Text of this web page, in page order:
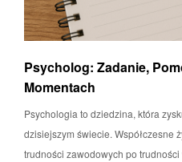
Psycholog: Zadanie,
Momentach
Psychologia to dziedzina, która
dzisiejszym świecie. Współczesne
trudności zawodowych po